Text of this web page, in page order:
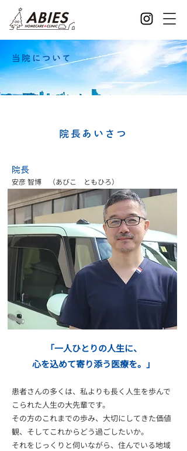
当院について
院長あいさつ
院長
安彦 智博 （あびこ ともひろ）
「一人ひとりの人生に、
心を込めて寄り添う医療を。」
患者さんの多くは、私よりも長く人生を歩んで
こられた人生の大先輩です。
その方のこれまでの歩み、大切にしてきた価値
観、そしてこれからどう過ごしたいか。
それをじっくりと伺いながら、住んでいる地域